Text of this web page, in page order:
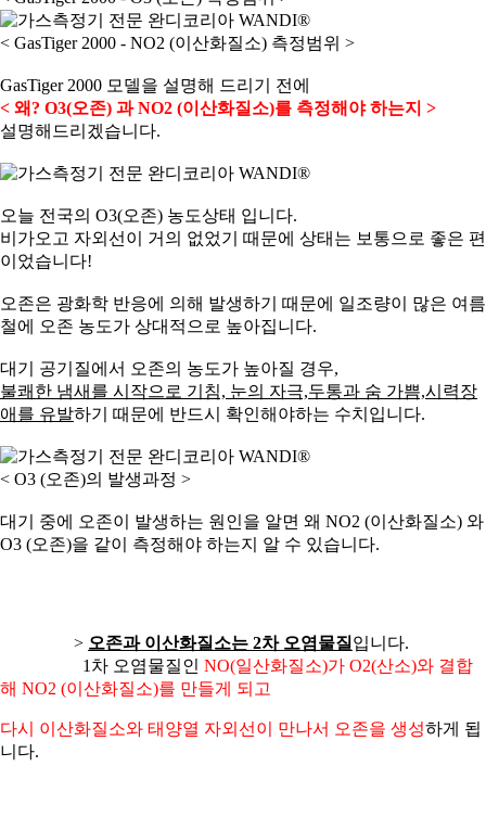
< GasTiger 2000 - NO2 (이산화질소) 측정범위 >
GasTiger 2000 모델을 설명해 드리기 전에
< 왜? O3(오존) 과 NO2 (이산화질소)를 측정해야 하는지 >
설명해드리겠습니다.
오늘 전국의 O3(오존) 농도상태 입니다.
비가오고 자외선이 거의 없었기 때문에 상태는 보통으로 좋은 편
이었습니다!
오존은 광화학 반응에 의해 발생하기 때문에 일조량이 많은 여름
철에 오존 농도가 상대적으로 높아집니다.
대기 공기질에서 오존의 농도가 높아질 경우,
불쾌한 냄새를 시작으로 기침, 눈의 자극,두통과 숨 가쁨,시력장
애를 유발하기 때문에 반드시 확인해야하는 수치입니다.
< O3 (오존)의 발생과정 >
대기 중에 오존이 발생하는 원인을 알면 왜 NO2 (이산화질소) 와
O3 (오존)을 같이 측정해야 하는지 알 수 있습니다.
> 오존과 이산화질소는 2차 오염물질 입니다.
1차 오염물질인 NO(일산화질소)가 O2(산소)와 결합
해 NO2 (이산화질소)를 만들게 되고
다시 이산화질소와 태양열 자외선이 만나서 오존을 생성하게 됩
니다.